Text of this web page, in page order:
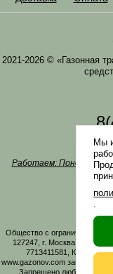
2021-2026 © «Газонная
Работаем:
Общество с ограниченной
127247, г. Москва,
7713411581, КПП
www.gazonov.com защищены
Запрещено любое
Мы
.